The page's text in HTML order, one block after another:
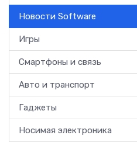
Новости Software
Игры
Смартфоны и связь
Авто и транспорт
Гаджеты
Носимая электроника